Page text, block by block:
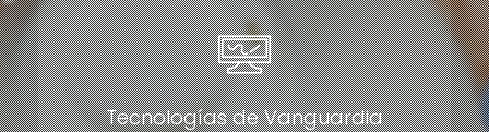
Tecnologías de Vanguardia